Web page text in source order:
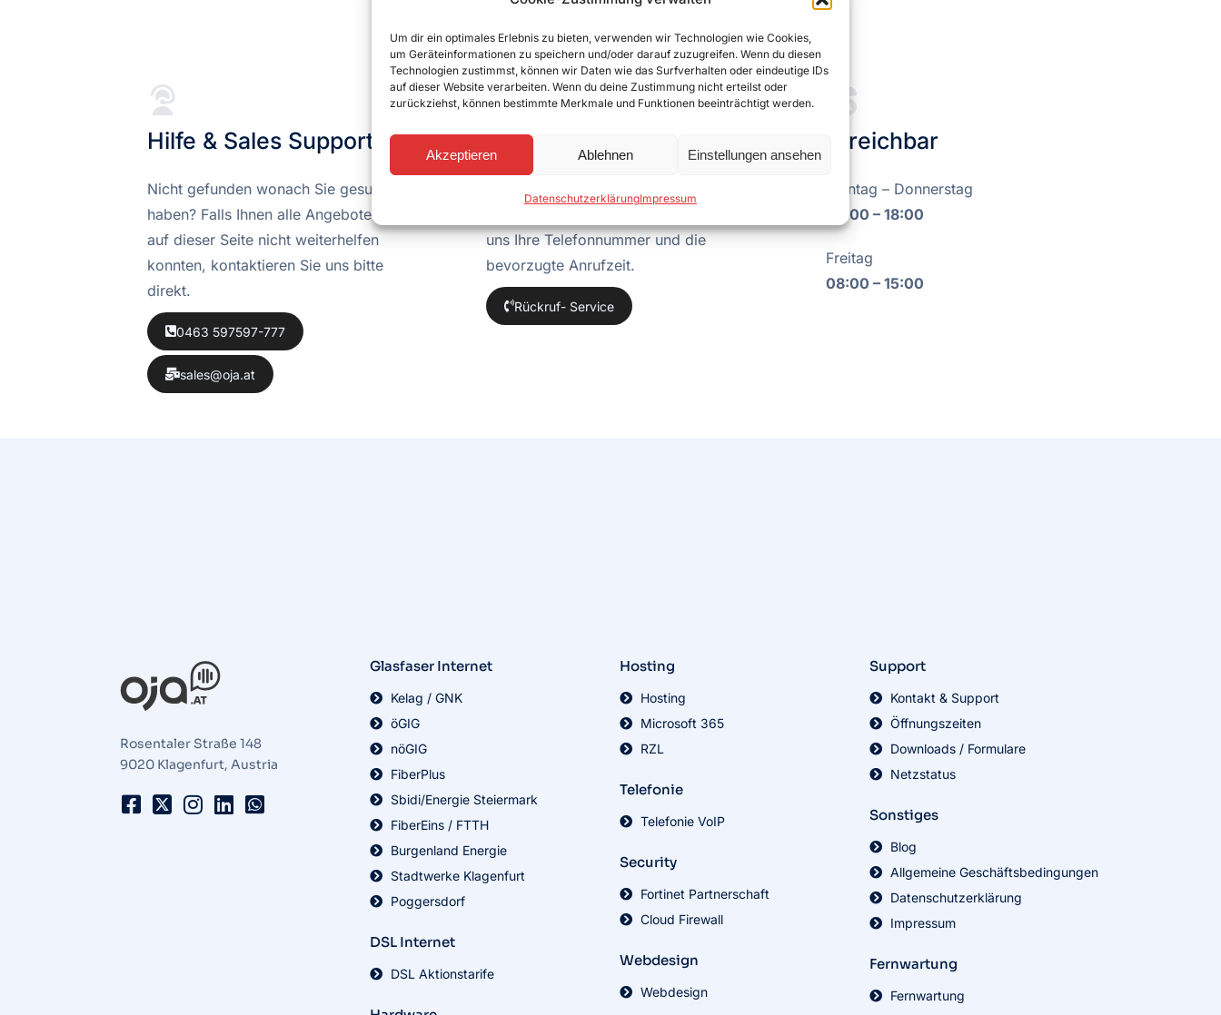
Um dir ein optimales Erlebnis zu bieten, verwenden wir Technologien wie Cookies,
um Geräteinformationen zu speichern und/oder darauf zuzugreifen. Wenn du diesen
Technologien zustimmst, können wir Daten wie das Surfverhalten oder eindeutige IDs
auf dieser Website verarbeiten. Wenn du deine Zustimmung nicht erteilst oder
zurückziehst, können bestimmte Merkmale und Funktionen beeinträchtigt werden.
Akzeptieren Ablehnen Einstellungen ansehen
DatenschutzerklärungImpressum
Hilfe & Sales Support
Nicht gefunden wonach Sie gesucht
haben? Falls Ihnen alle Angebote
auf dieser Seite nicht weiterhelfen
konnten, kontaktieren Sie uns bitte
direkt.
0463 597597-777
sales@oja.at
Rückrufservice
uns Ihre Telefonnummer und die
bevorzugte Anrufzeit.
Rückruf- Service
Erreichbar
Montag – Donnerstag
08:00 – 18:00
Freitag
08:00 – 15:00
Rosentaler Straße 148
9020 Klagenfurt, Austria
Glasfaser Internet
Kelag / GNK
öGIG
nöGIG
FiberPlus
Sbidi/Energie Steiermark
FiberEins / FTTH
Burgenland Energie
Stadtwerke Klagenfurt
Poggersdorf
DSL Internet
DSL Aktionstarife
Hosting
Hosting
Microsoft 365
RZL
Telefonie
Telefonie VoIP
Security
Fortinet Partnerschaft
Cloud Firewall
Webdesign
Webdesign
Support
Kontakt & Support
Öffnungszeiten
Downloads / Formulare
Netzstatus
Sonstiges
Blog
Allgemeine Geschäftsbedingungen
Datenschutzerklärung
Impressum
Fernwartung
Fernwartung